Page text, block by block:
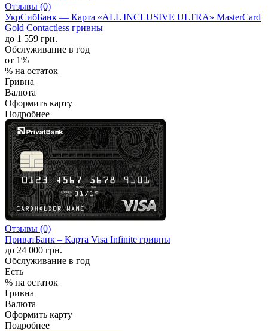
Отзывы (0)
УкрСибБанк — Карта «ALL INCLUSIVE ULTRA» MasterCard
Gold Contactless гривны
до 1 559 грн.
Обслуживание в год
от 1%
% на остаток
Гривна
Валюта
Оформить карту
Подробнее
Отзывы (0)
ПриватБанк – Карта Visa Infinite гривны
до 24 000 грн.
Обслуживание в год
Есть
% на остаток
Гривна
Валюта
Оформить карту
Подробнее